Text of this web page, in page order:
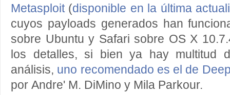
Metasploit(disponible en la última
cuyos payloads generados han
sobre Ubuntu y Safari sobre OS X
los detalles, si bien ya hay multitud
análisis, uno recomendado es el de
por Andre' M. DiMino y Mila Parkour.